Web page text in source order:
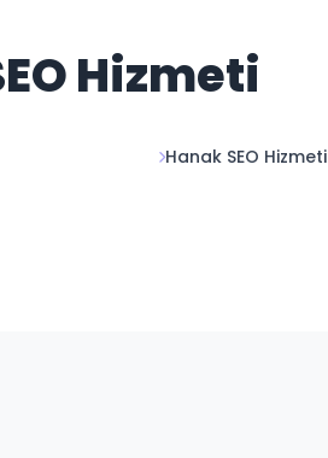
Hizmeti
Hanak SEO Hizmeti